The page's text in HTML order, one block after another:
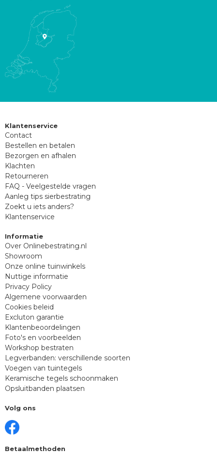
Klantenservice
Contact
Bestellen en betalen
Bezorgen en afhalen
Klachten
Retourneren
FAQ - Veelgestelde vragen
Aanleg tips sierbestrating
Zoekt u iets anders?
Klantenservice
Informatie
Over Onlinebestrating.nl
Showroom
Onze online tuinwinkels
Nuttige informatie
Privacy Policy
Algemene voorwaarden
Cookies beleid
Excluton garantie
Klantenbeoordelingen
Foto's en voorbeelden
Workshop bestraten
Legverbanden: verschillende soorten
Voegen van tuintegels
Keramische tegels schoonmaken
Opsluitbanden plaatsen
Volg ons
Betaalmethoden